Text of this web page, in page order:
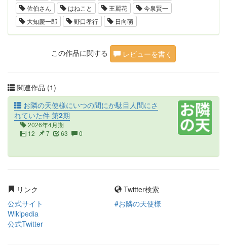
佐伯さん
はねこと 王麗花
今泉賢一
大知慶一郎
野口孝行 日向萌
この作品に関する レビューを書く
関連作品 (1)
お隣の天使様にいつの間にか駄目人間にさ
れていた件 第2期
2026年4月期
12
7 63 0
リンク
公式サイト
Wikipedia
公式Twitter
Twitter検索
#お隣の天使様